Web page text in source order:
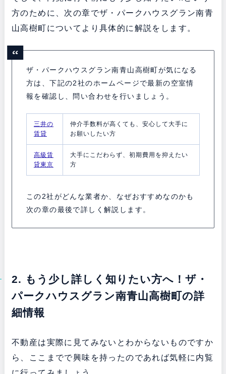
方のために、次の章でザ・パークハウスグラン南青
山高樹町についてより具体的に解説をします。
ザ・パークハウスグラン南青山高樹町が気になる
方は、下記の2社のホームページで最新の空室情
報を確認し、問い合わせを行いましょう。
三井の
賃貸
仲介手数料が高くても、安心して大手に
お願いしたい方
高級賃
貸東京
大手にこだわらず、初期費用を抑えたい
方
この2社がどんな業者か、なぜおすすめなのかも
次の章の最後で詳しく解説します。
2. もう少し詳しく知りたい方へ！ザ・
パークハウスグラン南青山高樹町の詳
細情報
不動産は実際に見てみないとわからないものですか
ら、ここまでで興味を持ったのであれば気軽に内覧